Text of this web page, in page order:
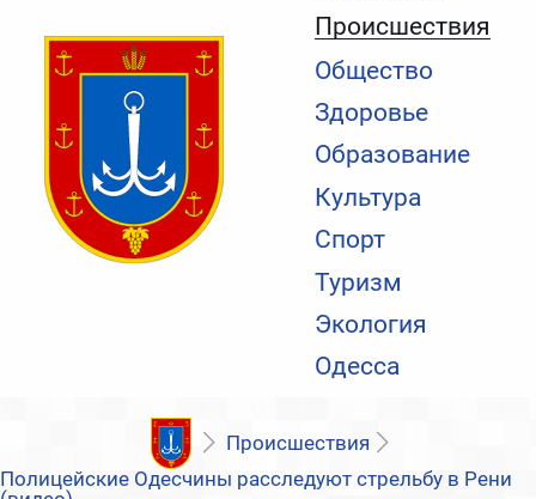
Происшествия
Общество
Здоровье
Образование
Культура
Спорт
Туризм
Экология
Одесса
Происшествия
Полицейские Одесчины расследуют стрельбу в Рени